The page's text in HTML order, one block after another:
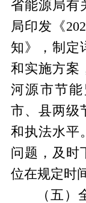
省能源局有
局印发《
知》，制定
和实施方案
河源市节
市、县两级
和执法水平
问题，及时
位在规定时
（五）